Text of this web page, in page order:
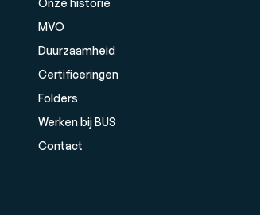
Onze historie
MVO
Duurzaamheid
Certificeringen
Folders
Werken bij BUS
Contact